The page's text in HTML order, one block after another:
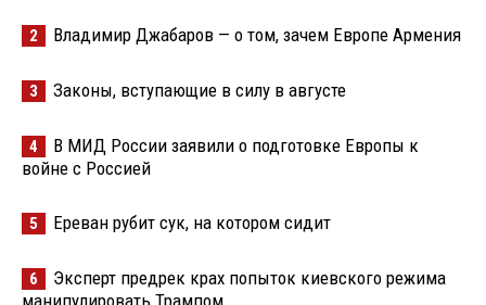
2 Владимир Джабаров — о том, зачем Европе Армения
3 Законы, вступающие в силу в августе
4
В МИД России заявили о подготовке Европы к
войне с Россией
5 Ереван рубит сук, на котором сидит
6
Эксперт предрек крах попыток киевского режима
манипулировать Трампом